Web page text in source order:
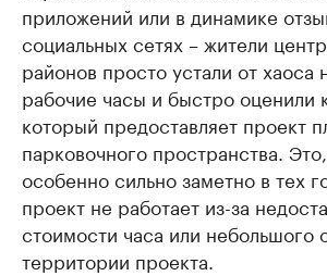
приложений или в динамике
социальных сетях – жители
районов просто устали от хаоса
рабочие часы и быстро оценили
который предоставляет проект
парковочного пространства.
особенно сильно заметно в тех
проект не работает из-за
стоимости часа или небольшого
территории проекта.